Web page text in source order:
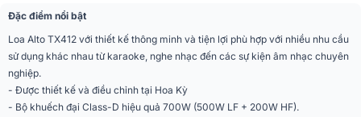
Tần số đáp tuyến 70Hz - 20kHz
Trở kháng 8 ohms
Đặc điểm nổi bật
Loa Alto TX412 với thiết kế thông minh và tiện lợi phù hợp với nhiều nhu cầu
sử dụng khác nhau từ karaoke, nghe nhạc đến các sự kiện âm nhạc chuyên
nghiệp.
- Được thiết kế và điều chỉnh tại Hoa Kỳ
- Bộ khuếch đại Class-D hiệu quả 700W (500W LF + 200W HF).